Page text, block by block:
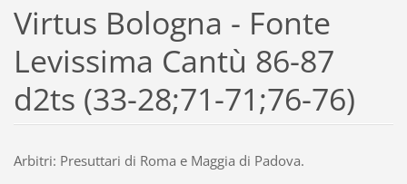
Virtus Bologna - Fonte
Levissima Cantù 86-87
d2ts (33-28;71-71;76-76)
Arbitri: Presuttari di Roma e Maggia di Padova.